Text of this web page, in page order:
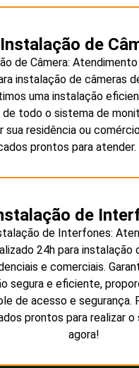
Instalação de
de Câmera:
instalação de câmeras
uma instalação
de todo o sistema de
sua residência ou
prontos para atender.
de
de Interfones:
24h para instalação
e comerciais.
segura e eficiente,
de acesso e segurança.
prontos para realizar o
agora!